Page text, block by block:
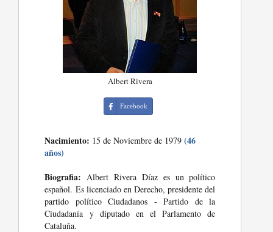
Albert Rivera
Facebook
Nacimiento: 15 de Noviembre de 1979(46
años)
Biografia: Albert Rivera Díaz es un político
español. Es licenciado en Derecho, presidente del
partido político Ciudadanos - Partido de la
Ciudadanía y diputado en el Parlamento de
Cataluña.